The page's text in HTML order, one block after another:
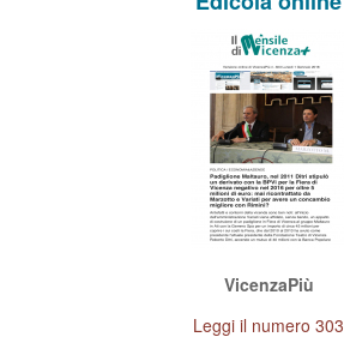
VicenzaPiù
Leggi il numero 303